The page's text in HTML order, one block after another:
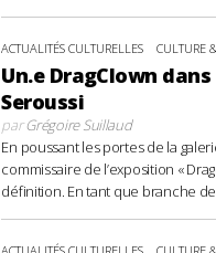
ACTUALITÉS CULTURELLES CULTURE
Un.e DragClown
Seroussi
parGrégoire Suillaud
En poussant les portes de la
commissaire de l’exposition «
définition. En tant que branche